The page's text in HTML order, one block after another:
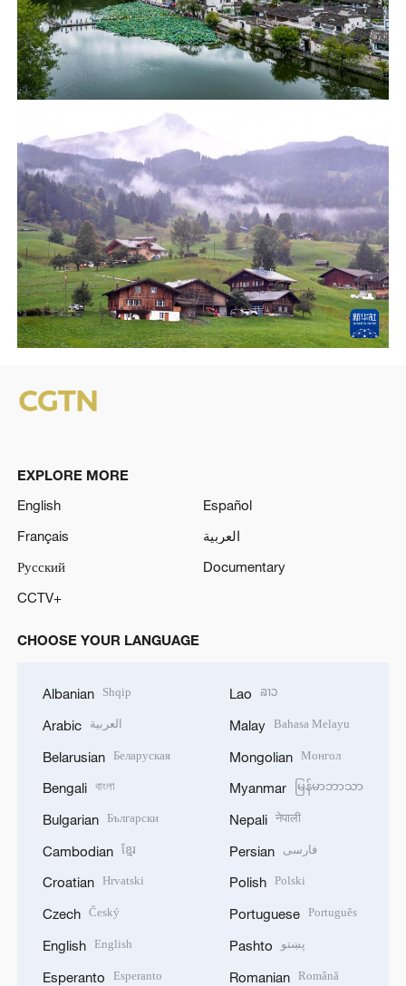
EXPLORE MORE
English
Español
Français
العربية
Русский
Documentary
CCTV+
CHOOSE YOUR LANGUAGE
Albanian Shqip
Arabic العربية
Belarusian Беларуская
Bengali বাংলা
Bulgarian Български
Cambodian ខ្មែរ
Croatian Hrvatski
Czech Český
English English
Esperanto Esperanto
Lao ລາວ
Malay Bahasa Melayu
Mongolian Монгол
Myanmar မြန်မာဘာသာ
Nepali नेपाली
Persian فارسی
Polish Polski
Portuguese Português
Pashto پښتو
Romanian Română